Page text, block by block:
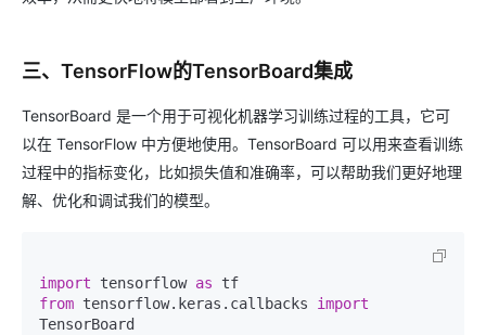
三、TensorFlow的TensorBoard集成
TensorBoard 是一个用于可视化机器学习训练过程的工具，它可
以在 TensorFlow 中方便地使用。TensorBoard 可以用来查看训练
过程中的指标变化，比如损失值和准确率，可以帮助我们更好地理
解、优化和调试我们的模型。
import tensorflow as
from tensorflow.keras.callbacks import
TensorBoard